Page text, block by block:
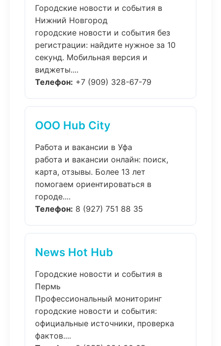
Городские новости и события в
Нижний Новгород
городские новости и события без
регистрации: найдите нужное за 10
секунд. Мобильная версия и
виджеты....
Телефон: +7 (909) 328-67-79
ООО Hub City
Работа и вакансии в Уфа
работа и вакансии онлайн: поиск,
карта, отзывы. Более 13 лет
помогаем ориентироваться в
городе....
Телефон: 8 (927) 751 88 35
News Hot Hub
Городские новости и события в
Пермь
Профессиональный мониторинг
городские новости и события:
официальные источники, проверка
фактов....